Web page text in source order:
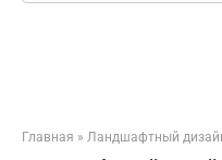
Главная » Ландшафтный